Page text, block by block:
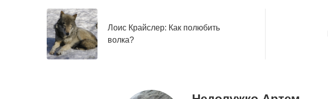
Лоис Крайслер: Как полюбить
волка?